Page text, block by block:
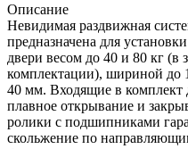
Описание
Невидимая раздвижная
предназначена для
двери весом до 40 и 80 кг (в
комплектации), шириной до
40 мм. Входящие в комплект
плавное открывание и
ролики с подшипниками
скольжение по